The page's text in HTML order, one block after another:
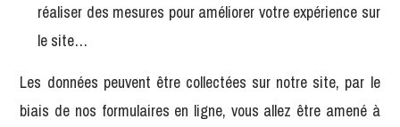
réaliser des mesures pour améliorer votre expérience sur
le site…
Les données peuvent être collectées sur notre site, par le
biais de nos formulaires en ligne, vous allez être amené à